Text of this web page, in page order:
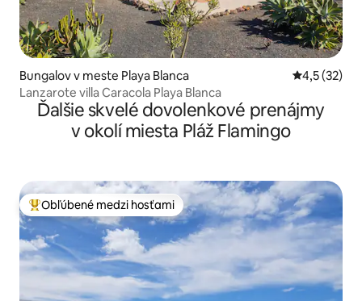
Bungalov v meste Playa Blanca Priemerné
4,5 (32)
Lanzarote villa Caracola Playa Blanca
Ďalšie skvelé dovolenkové prenájmy
v okolí miesta Pláž Flamingo
Najobľúbenejšie medzi hosťami
Obľúbené medzi hosťami